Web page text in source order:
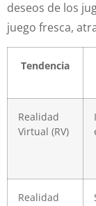
deseos de los
juego fresca,
Tendencia
Realidad
Virtual (RV)
Realidad